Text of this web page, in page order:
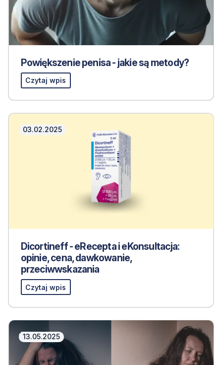
Powiększenie penisa - jakie są metody?
Czytaj wpis
03.02.2025
Dicortineff - eRecepta i eKonsultacja:
opinie, cena, dawkowanie,
przeciwwskazania
Czytaj wpis
13.05.2025